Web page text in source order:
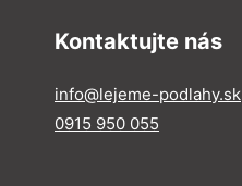
Kontaktujte nás
info@lejeme-podlahy.sk
0915 950 055